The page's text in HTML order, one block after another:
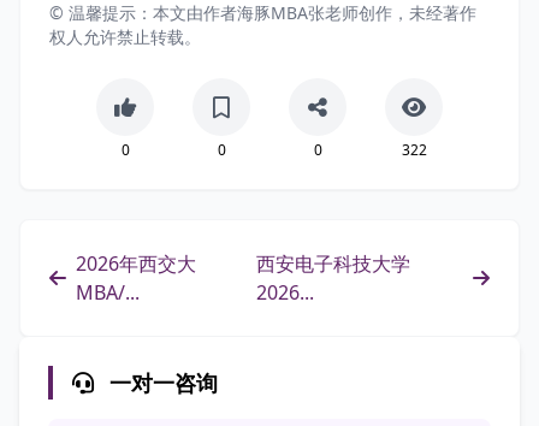
© 温馨提示：本文由作者海豚MBA张老师创作，未经著作
权人允许禁止转载。
0 0 0 322
2026年西交大
MBA/...
西安电子科技大学
2026...
一对一咨询